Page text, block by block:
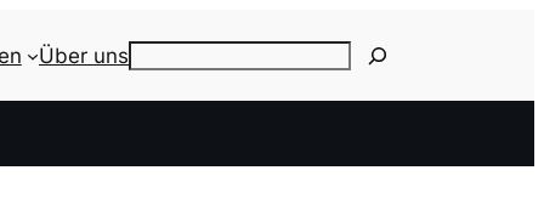
Über uns